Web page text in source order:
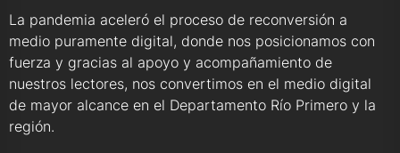
La pandemia aceleró el proceso de reconversión a
medio puramente digital, donde nos posicionamos con
fuerza y gracias al apoyo y acompañamiento de
nuestros lectores, nos convertimos en el medio digital
de mayor alcance en el Departamento Río Primero y la
región.